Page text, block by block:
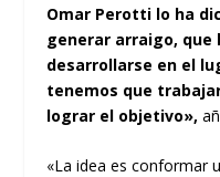
Omar Perotti lo ha
generar arraigo, que
desarrollarse en el
tenemos que
lograr el objetivo»,
«La idea es conformar